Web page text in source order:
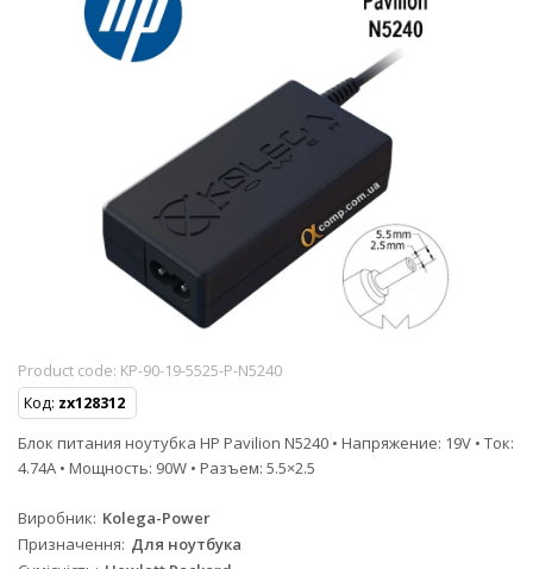
Product code: KP-90-19-5525-P-N5240
Код: zx128312
Блок питания ноутубка HP Pavilion N5240 • Напряжение: 19V • Ток:
4.74A • Мощность: 90W • Разъем: 5.5×2.5
Виробник Kolega-Power
Призначення Для ноутбука